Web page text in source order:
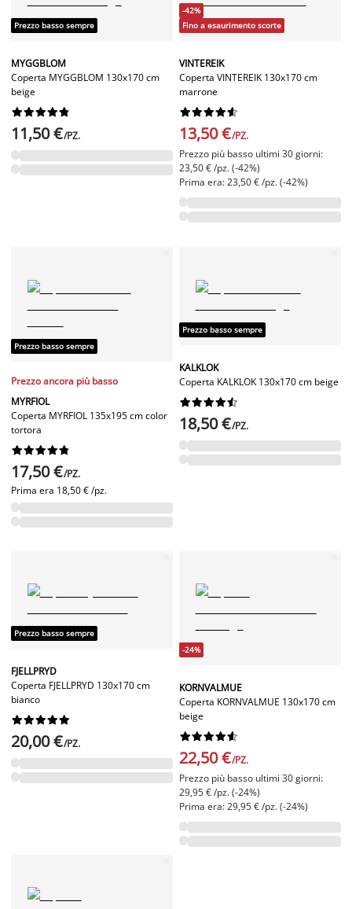
Prezzo basso sempre
MYGGBLOM
Coperta MYGGBLOM 130x170 cm
beige






11,50 €/PZ.
-42%
Fino a esaurimento scorte
VINTEREIK
Coperta VINTEREIK 130x170 cm
marrone






13,50 €/PZ.
Prezzo più basso ultimi 30 giorni:
23,50 € /pz. (-42%)
Prima era: 23,50 € /pz. (-42%)
Prezzo basso sempre
Prezzo ancora più basso
MYRFIOL
Coperta MYRFIOL 135x195 cm color
tortora






17,50 €/PZ.
Prima era 18,50 € /pz.
Prezzo basso sempre
KALKLOK
Coperta KALKLOK 130x170 cm beige






18,50 €/PZ.
Prezzo basso sempre
FJELLPRYD
Coperta FJELLPRYD 130x170 cm
bianco






20,00 €/PZ.
-24%
KORNVALMUE
Coperta KORNVALMUE 130x170 cm
beige






22,50 €/PZ.
Prezzo più basso ultimi 30 giorni:
29,95 € /pz. (-24%)
Prima era: 29,95 € /pz. (-24%)